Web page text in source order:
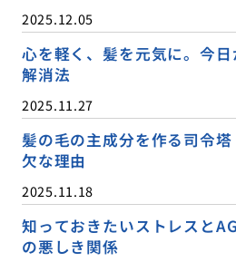
2025.12.05
心を軽く、髪を元気に。今
解消法
2025.11.27
髪の毛の主成分を作る司令
欠な理由
2025.11.18
知っておきたいストレスと
の悪しき関係